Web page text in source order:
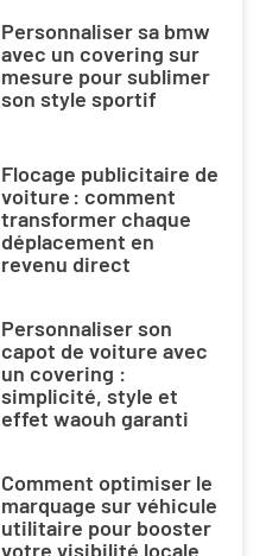
Personnaliser sa bmw
avec un covering sur
mesure pour sublimer
son style sportif
Flocage publicitaire de
voiture : comment
transformer chaque
déplacement en
revenu direct
Personnaliser son
capot de voiture avec
un covering :
simplicité, style et
effet waouh garanti
Comment optimiser le
marquage sur véhicule
utilitaire pour booster
votre visibilité locale